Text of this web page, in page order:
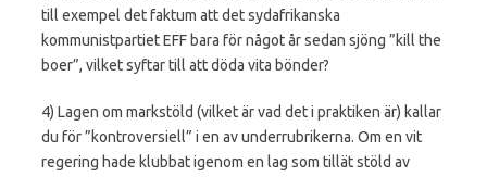
till exempel det faktum att det sydafrikanska
kommunistpartiet EFF bara för något år sedan sjöng ”kill the
boer”, vilket syftar till att döda vita bönder?
4) Lagen om markstöld (vilket är vad det i praktiken är) kallar
du för ”kontroversiell” i en av underrubrikerna. Om en vit
regering hade klubbat igenom en lag som tillät stöld av